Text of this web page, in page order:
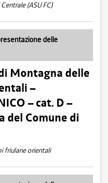
(ASU FC)
delle
Montagna delle
–
– cat. D –
del Comune di
friulane orientali